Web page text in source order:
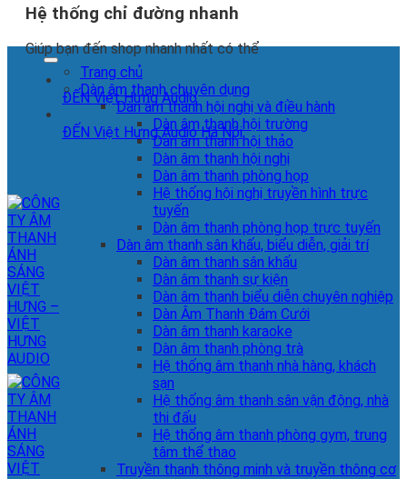
Hệ thống chỉ đường nhanh
Giúp bạn đến shop nhanh nhất có thể
ĐẾN Việt Hưng Audio
ĐẾN Việt Hưng Audio Hà Nội
Trang chủ
Dàn âm thanh chuyên dụng
Dàn âm thanh hội nghị và điều hành
Dàn âm thanh hội trường
Dàn âm thanh hội thảo
Dàn âm thanh hội nghị
Dàn âm thanh phòng họp
Hệ thống hội nghị truyền hình trực
tuyến
Dàn âm thanh phòng họp trực tuyến
Dàn âm thanh sân khấu, biểu diễn, giải trí
Dàn âm thanh sân khấu
Dàn âm thanh sự kiện
Dàn âm thanh biểu diễn chuyên nghiệp
Dàn Âm Thanh Đám Cưới
Dàn âm thanh karaoke
Dàn âm thanh phòng trà
Hệ thống âm thanh nhà hàng, khách
sạn
Hệ thống âm thanh sân vận động, nhà
thi đấu
Hệ thống âm thanh phòng gym, trung
tâm thể thao
Truyền thanh thông minh và truyền thông cơ